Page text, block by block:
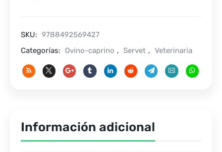
SKU: 9788492569427
Categorías:
Ovino-caprino , Servet , Veterinaria
Información adicional